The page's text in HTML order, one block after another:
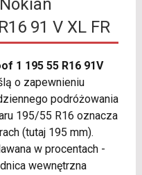
91 V XL FR
1 195 55 R16 91V
o zapewnieniu
podróżowania
195/55 R16 oznacza
(tutaj 195 mm).
w procentach -
wewnętrzna